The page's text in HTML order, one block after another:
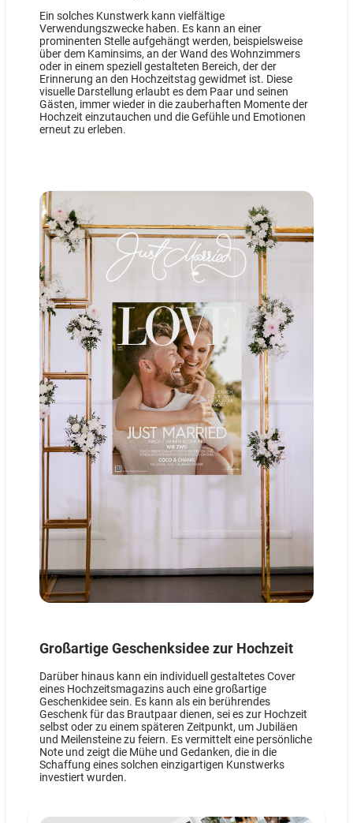
Ein solches Kunstwerk kann vielfältige
Verwendungszwecke haben. Es kann an einer
prominenten Stelle aufgehängt werden, beispielsweise
über dem Kaminsims, an der Wand des Wohnzimmers
oder in einem speziell gestalteten Bereich, der der
Erinnerung an den Hochzeitstag gewidmet ist. Diese
visuelle Darstellung erlaubt es dem Paar und seinen
Gästen, immer wieder in die zauberhaften Momente der
Hochzeit einzutauchen und die Gefühle und Emotionen
erneut zu erleben.
Großartige Geschenksidee zur Hochzeit
Darüber hinaus kann ein individuell gestaltetes Cover
eines Hochzeitsmagazins auch eine großartige
Geschenkidee sein. Es kann als ein berührendes
Geschenk für das Brautpaar dienen, sei es zur Hochzeit
selbst oder zu einem späteren Zeitpunkt, um Jubiläen
und Meilensteine zu feiern. Es vermittelt eine persönliche
Note und zeigt die Mühe und Gedanken, die in die
Schaffung eines solchen einzigartigen Kunstwerks
investiert wurden.